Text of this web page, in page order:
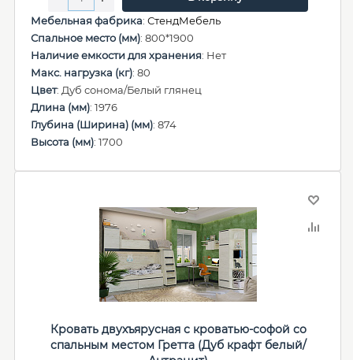
Мебельная фабрика: СтендМебель
Спальное место (мм): 800*1900
Наличие емкости для хранения: Нет
Макс. нагрузка (кг): 80
Цвет: Дуб сонома/Белый глянец
Длина (мм): 1976
Глубина (Ширина) (мм): 874
Высота (мм): 1700
Кровать двухъярусная с кроватью-софой со
спальным местом Гретта (Дуб крафт белый/